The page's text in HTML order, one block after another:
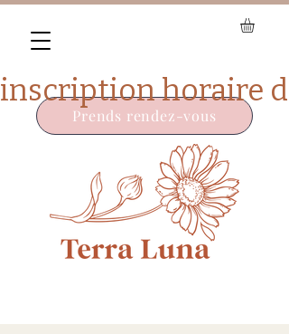
Prends rendez-vous